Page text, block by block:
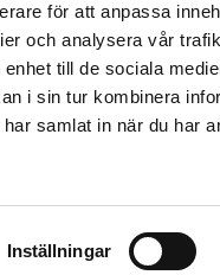
för att anpassa
och analysera vår
till de sociala
i sin tur kombinera
samlat in när du har
Inställningar
Oma riista -tjänsten
Ansökan om licenser